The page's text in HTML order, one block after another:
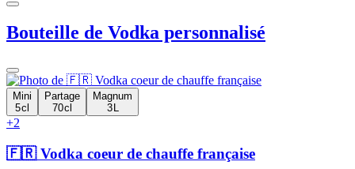
Bouteille de Vodka personnalisé
Mini
5 cl
Partage
70 cl
Magnum
3 L
+2
🇫🇷 Vodka coeur de chauffe française